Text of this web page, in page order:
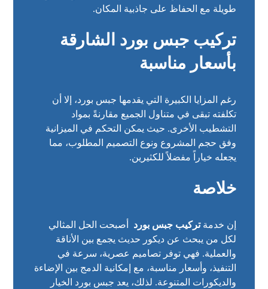
طويلة مع الحفاظ على جاذبية المكان.
تركيب جبس بورد الشارقة
بأسعار مناسبة
رغم المزايا الكبيرة التي يقدمها جبس بورد، إلا أن
تكلفته تبقى في متناول الجميع مقارنةً بمواد
التشطيب الأخرى. حيث يمكن التحكم في الميزانية
وفق حجم المشروع ونوع التصميم المطلوب، مما
يجعله خياراً مفضلاً للكثيرين.
خلاصة
إن خدمةتركيب جبس بورد
أصبحت الحل المثالي
لكل من يبحث عن ديكور حديث يجمع بين الأناقة
والعملية. فهي توفر تصاميم عصرية، سرعة في
التنفيذ، وأسعار مناسبة، مع إمكانية الدمج بين الإضاءة
والديكورات المتنوعة. لذلك، يعد جبس بورد الخيار